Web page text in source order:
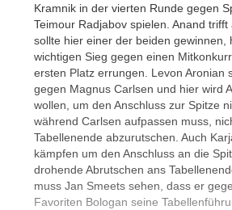
Kramnik in der vierten Runde gegen
Teimour Radjabov spielen. Anand trifft
sollte hier einer der beiden gewinnen,
wichtigen Sieg gegen einen
ersten Platz errungen. Levon Aronian
gegen Magnus Carlsen und hier wird
wollen, um den Anschluss zur Spitze
während Carlsen aufpassen muss,
Tabellenende abzurutschen. Auch
kämpfen um den Anschluss an die
drohende Abrutschen ans
muss Jan Smeets sehen, dass er
Favoriten Bologan seine